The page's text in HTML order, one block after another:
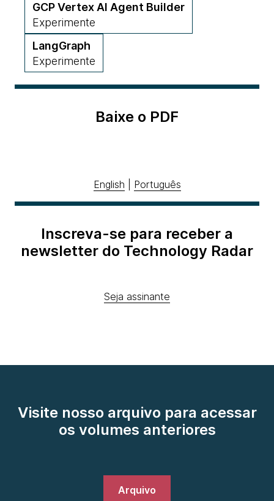
GCP Vertex AI Agent Builder
Experimente
LangGraph
Experimente
Baixe o PDF
English Português
Inscreva-se para receber a
newsletter do Technology Radar
Seja assinante
Visite nosso arquivo para acessar
os volumes anteriores
Arquivo